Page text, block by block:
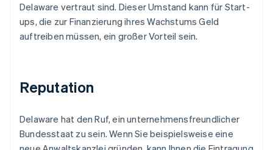
Delaware vertraut sind. Dieser Umstand kann für Start-
ups, die zur Finanzierung ihres Wachstums Geld
auftreiben müssen, ein großer Vorteil sein.
Reputation
Delaware hat den Ruf, ein unternehmensfreundlicher
Bundesstaat zu sein. Wenn Sie beispielsweise eine